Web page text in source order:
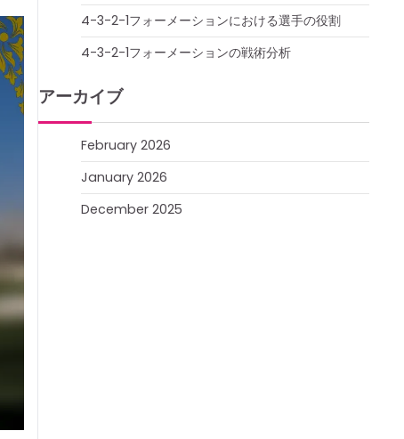
4-3-2-1フォーメーションにおける選手の役割
4-3-2-1フォーメーションの戦術分析
アーカイブ
February 2026
January 2026
December 2025